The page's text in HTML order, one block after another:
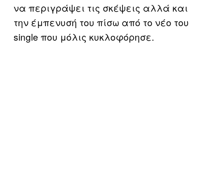
να περιγράψει τις σκέψεις αλλά και
την έμπενυσή του πίσω από το νέο του
single που μόλις κυκλοφόρησε.